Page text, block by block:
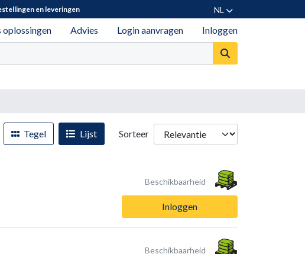
en leveringen NL
oplossingen Advies Login aanvragen Inloggen
Tegel Lijst Sorteer
Beschikbaarheid
Inloggen
Beschikbaarheid